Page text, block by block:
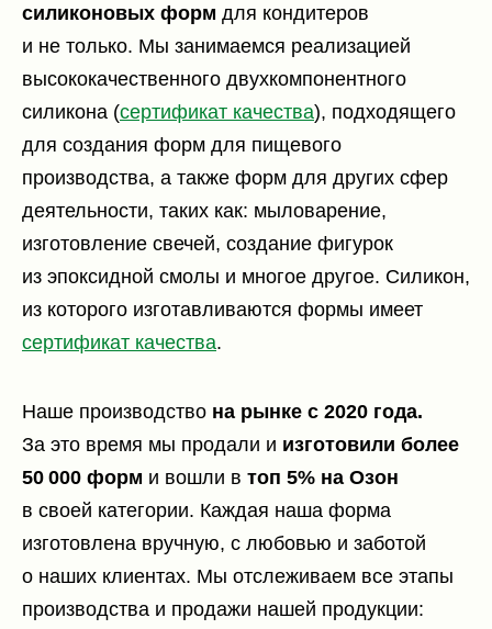
силиконовых форм для кондитеров
и не только. Мы занимаемся реализацией
высококачественного двухкомпонентного
силикона (сертификат качества), подходящего
для создания форм для пищевого
производства, а также форм для других сфер
деятельности, таких как: мыловарение,
изготовление свечей, создание фигурок
из эпоксидной смолы и многое другое. Силикон,
из которого изготавливаются формы имеет
сертификат качества.
Наше производство на рынке с 2020 года.
За это время мы продали и изготовили более
50 000 форм и вошли в топ 5% на Озон
в своей категории. Каждая наша форма
изготовлена вручную, с любовью и заботой
о наших клиентах. Мы отслеживаем все этапы
производства и продажи нашей продукции: